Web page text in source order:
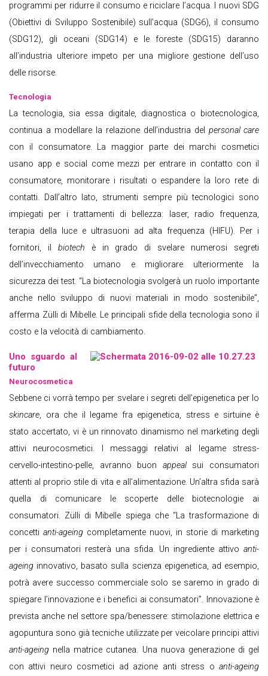
programmi per ridurre il consumo e riciclare l’acqua. I nuovi SDG
(Obiettivi di Sviluppo Sostenibile) sull’acqua (SDG6), il consumo
(SDG12), gli oceani (SDG14) e le foreste (SDG15) daranno
all’industria ulteriore impeto per una migliore gestione dell’uso
delle risorse.
Tecnologia
La tecnologia, sia essa digitale, diagnostica o biotecnologica,
continua a modellare la relazione dell’industria del personal care
con il consumatore. La maggior parte dei marchi cosmetici
usano app e social come mezzi per entrare in contatto con il
consumatore, monitorare i risultati o espandere la loro rete di
contatti. Dall’altro lato, strumenti sempre più tecnologici sono
impiegati per i trattamenti di bellezza: laser, radio frequenza,
terapia della luce e ultrasuoni ad alta frequenza (HIFU). Per i
fornitori, il biotech è in grado di svelare numerosi segreti
dell’invecchiamento umano e migliorare ulteriormente la
sicurezza dei test. “La biotecnologia svolgerà un ruolo importante
anche nello sviluppo di nuovi materiali in modo sostenibile”,
afferma Zülli di Mibelle. Le principali sfide della tecnologia sono il
costo e la velocità di cambiamento.
Uno sguardo al
futuro
Neurocosmetica
Sebbene ci vorrà tempo per svelare i segreti dell’epigenetica per lo
skincare, ora che il legame fra epigenetica, stress e sirtuine è
stato accertato, vi è un rinnovato dinamismo nel marketing degli
attivi neurocosmetici. I messaggi relativi al legame stress-
cervello-intestino-pelle, avranno buon appealsui consumatori
attenti al proprio stile di vita e all’alimentazione. Un’altra sfida sarà
quella di comunicare le scoperte delle biotecnologie ai
consumatori. Zülli di Mibelle spiega che “La trasformazione di
concetti anti-ageing completamente nuovi, in storie di marketing
per i consumatori resterà una sfida. Un ingrediente attivo anti-
ageing innovativo, basato sulla scienza epigenetica, ad esempio,
potrà avere successo commerciale solo se saremo in grado di
spiegare l’innovazione e i benefici ai consumatori”. Innovazione è
prevista anche nel settore spa/benessere: stimolazione elettrica e
agopuntura sono già tecniche utilizzate per veicolare principi attivi
anti-ageing nella matrice cutanea. Una nuova generazione di gel
con attivi neuro cosmetici ad azione anti stress o anti-ageing